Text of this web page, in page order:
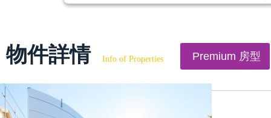
物件詳情 Info of Properties Premium 房型